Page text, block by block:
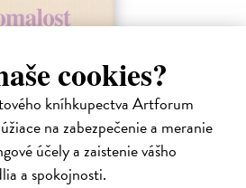
cookies?
kníhkupectva Artforum
na zabezpečenie a meranie
účely a zaistenie vášho
a spokojnosti.
ze čtyř románů Milana Kundery
v českém překladu Anny
románů v českém jazyce se